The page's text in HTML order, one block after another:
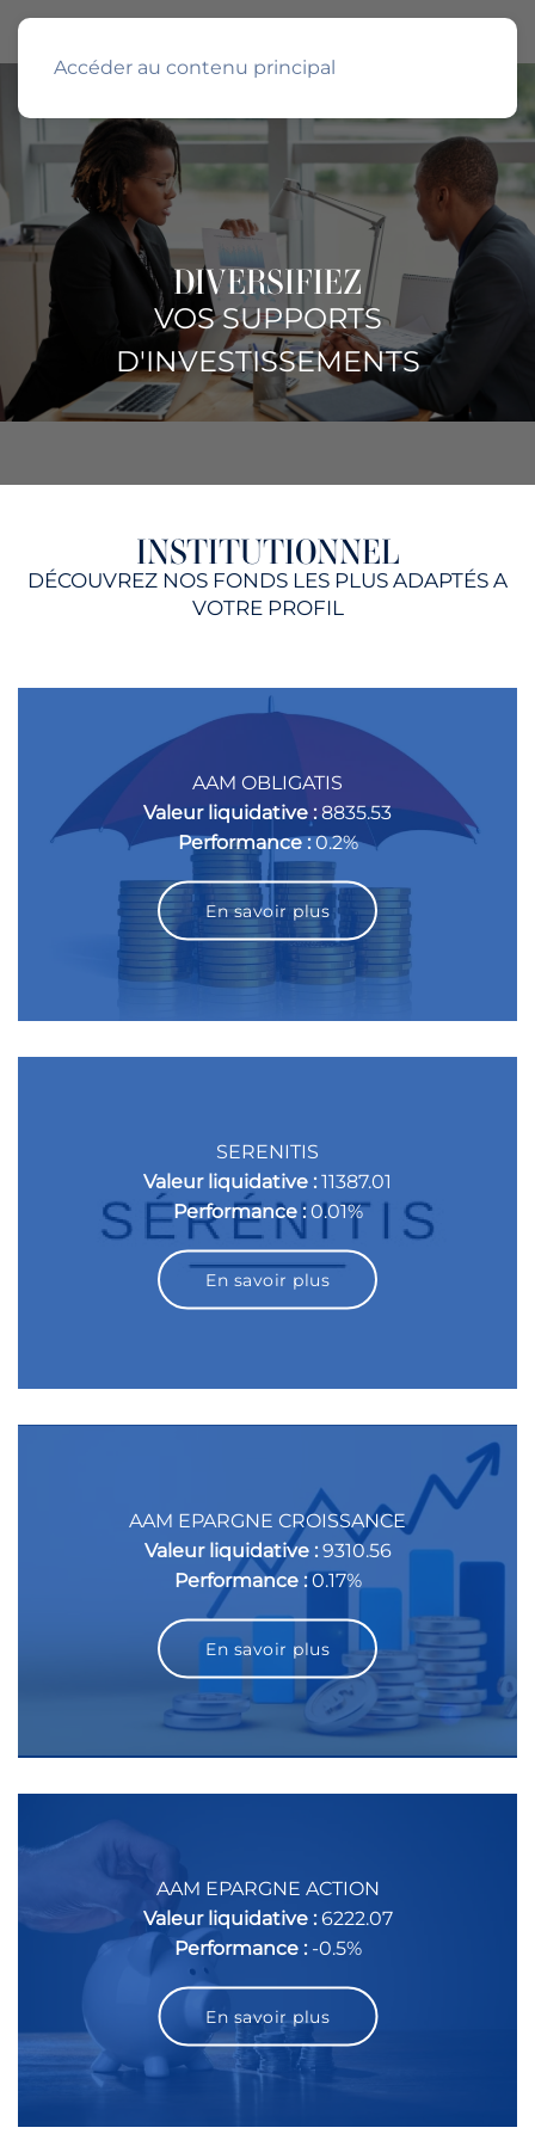
Accéder au contenu principal
DIVERSIFIEZ
VOS SUPPORTS
D'INVESTISSEMENTS
INSTITUTIONNEL
DÉCOUVREZ NOS FONDS LES PLUS ADAPTÉS A
VOTRE PROFIL
AAM OBLIGATIS
Valeur liquidative : 8835.53
Performance : 0.2%
En savoir plus
SERENITIS
Valeur liquidative : 11387.01
Performance : 0.01%
En savoir plus
AAM EPARGNE CROISSANCE
Valeur liquidative : 9310.56
Performance : 0.17%
En savoir plus
AAM EPARGNE ACTION
Valeur liquidative : 6222.07
Performance : -0.5%
En savoir plus